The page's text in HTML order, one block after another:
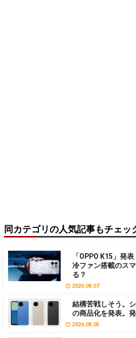
同カテゴリの人気記事もチェッ
「OPPO K15」発
冷ファン搭載のス
る？
2026.08.07
結構苦戦しそう。
の商品化を発表。
2026.08.05